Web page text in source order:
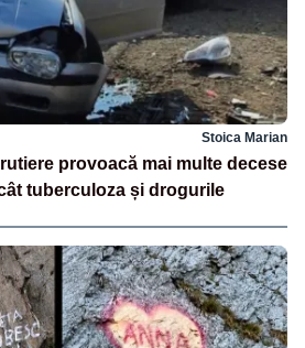
Stoica Marian
provoacă mai multe decese
tuberculoza și drogurile